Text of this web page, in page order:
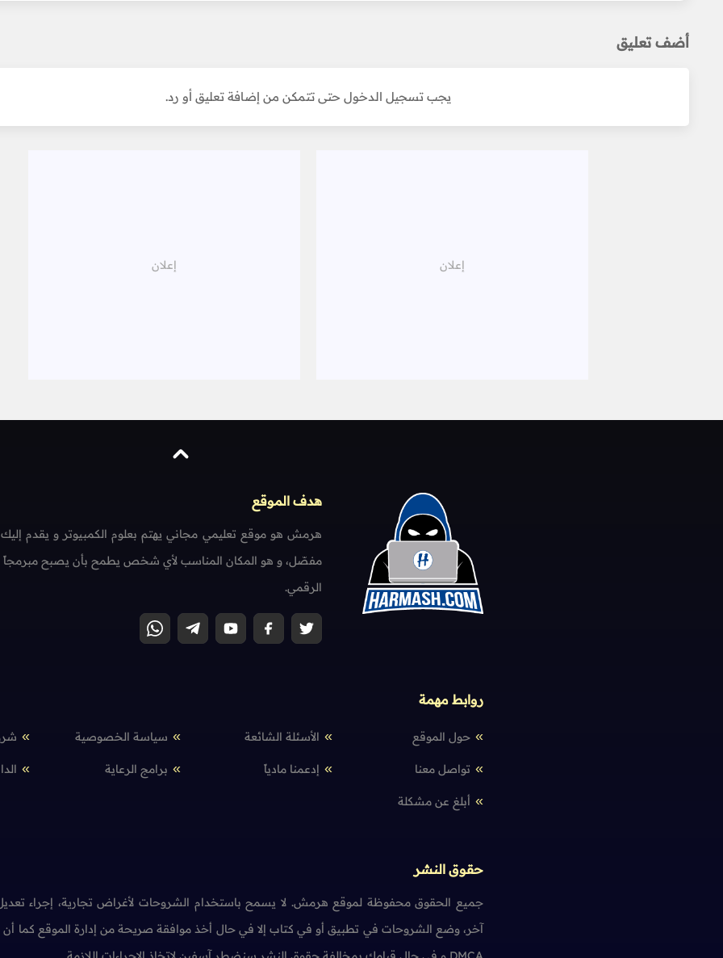
أضف تعليق
يجب تسجيل الدخول حتى تتمكن من إضافة تعليق أو رد.
هدف الموقع
هرمش هو موقع تعليمي مجاني يهتم بعلوم الكمبيوتر و يقدم
مفصّل، و هو المكان المناسب لأي شخص يطمح بأن يصبح مبرمجاً
الرقمي.
روابط مهمة
حول الموقع الأسئلة الشائعة سياسة الخصوصية
تواصل معنا إدعمنا مادياً برامج الرعاية
أبلغ عن مشكلة
حقوق النشر
جميع الحقوق محفوظة لموقع هرمش. لا يسمح باستخدام الشروحات لأغراض تجارية، إجراء
آخر، وضع الشروحات في تطبيق أو في كتاب إلا في حال أخذ موافقة صريحة من إدارة الموقع كما